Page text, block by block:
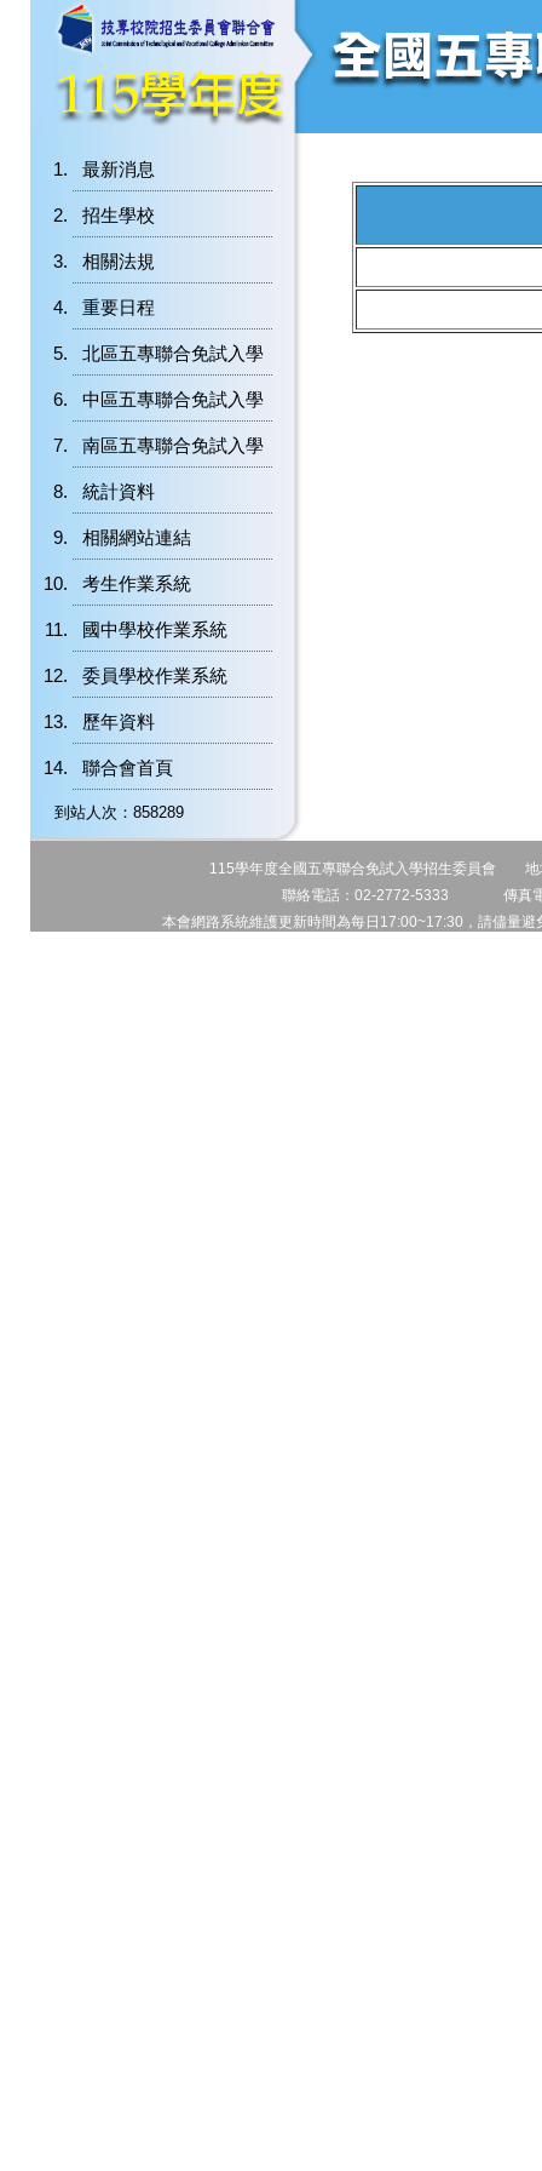
最新消息
招生學校
相關法規
重要日程
北區五專聯合免試入學
中區五專聯合免試入學
南區五專聯合免試入學
統計資料
相關網站連結
考生作業系統
國中學校作業系統
委員學校作業系統
歷年資料
聯合會首頁
到站人次：858289
115學年度全國五專聯合免試入學招生委員會 地
聯絡電話：02-2772-5333 傳真
本會網路系統維護更新時間為每日17:00~17:30，請儘量